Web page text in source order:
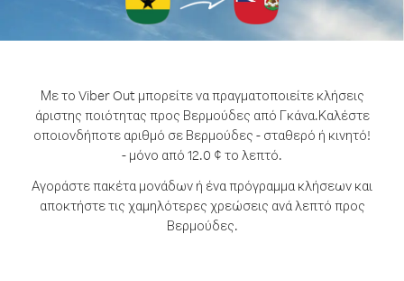
Με το Viber Out μπορείτε να πραγματοποιείτε κλήσεις
άριστης ποιότητας προς Βερμούδες από Γκάνα.Καλέστε
οποιονδήποτε αριθμό σε Βερμούδες - σταθερό ή κινητό!
- μόνο από 12.0 ¢ το λεπτό.
Αγοράστε πακέτα μονάδων ή ένα πρόγραμμα κλήσεων και
αποκτήστε τις χαμηλότερες χρεώσεις ανά λεπτό προς
Βερμούδες.